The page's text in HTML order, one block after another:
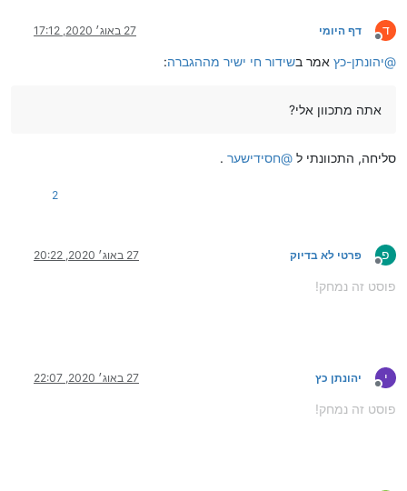
ד
מנותק
דף היומי 27 באוג׳ 2020, 17:12
@יהונתן-כץ אמר בשידור חי ישיר מההגברה:
אתה מתכוון אלי?
סליחה, התכוונתי ל @חסידישער .
2
פ
מנותק
פרטי לא בדיוק 27 באוג׳ 2020, 20:22
פוסט זה נמחק!
י
מנותק
יהונתן כץ 27 באוג׳ 2020, 22:07
פוסט זה נמחק!